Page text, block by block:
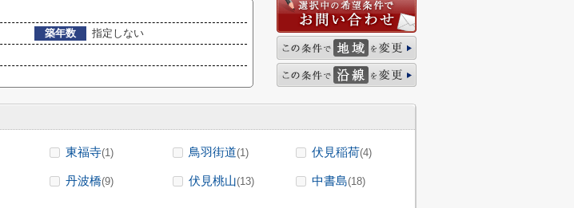
築年数
指定しない
東福寺(1) 鳥羽街道(1) 伏見稲荷(4)
丹波橋(9) 伏見桃山(13) 中書島(18)